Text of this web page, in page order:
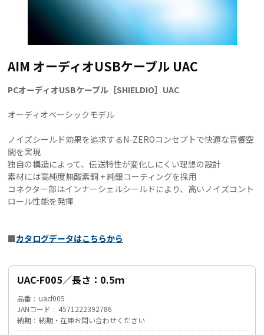
AIM オーディオUSBケーブル UAC
PCオーディオUSBケーブル［SHIELDIO］UAC
オーディオベーシックモデル
ノイズシールド効果を追求するN-ZEROコンセプトで快適な音響空
間を実現
独自の構造によって、伝送特性が変化しにくい理想の設計
素材には高純度無酸素銅 + 純銀コーティングを採用
コネクター部はインナーシェルシールドにより、高いノイズコント
ロール性能を発揮
■カタログデータはこちらから
UAC-F005／長さ：0.5ｍ
品番
uacf005
JANコード
4571222392786
納期
納期・在庫お問い合わせください